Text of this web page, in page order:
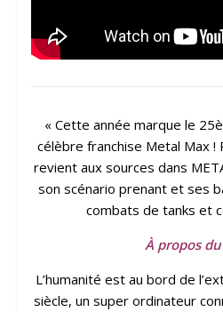
« Cette année marque le
célèbre franchise Metal Max !
revient aux sources dans
son scénario prenant et ses
combats de tanks et
À propos
L’humanité est au bord de
siècle, un super ordinateur